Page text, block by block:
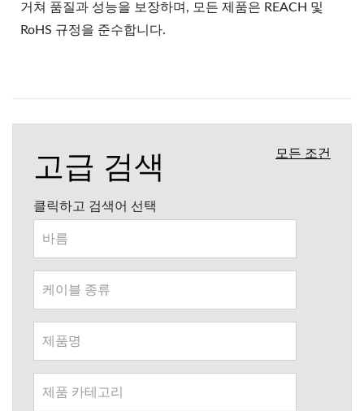
거쳐 품질과 성능을 보장하며, 모든 제품은 REACH 및
RoHS 규정을 준수합니다.
모든 조건
고급 검색
클릭하고 검색어 선택